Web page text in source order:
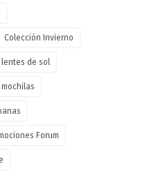
Colección Invierno
lentes de sol
mochilas
Forum